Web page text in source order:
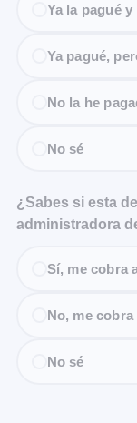
Ya la pagué
Ya pagué,
No la he
No sé
¿Sabes si esta
administradora
Sí, me cobra
No, me
No sé